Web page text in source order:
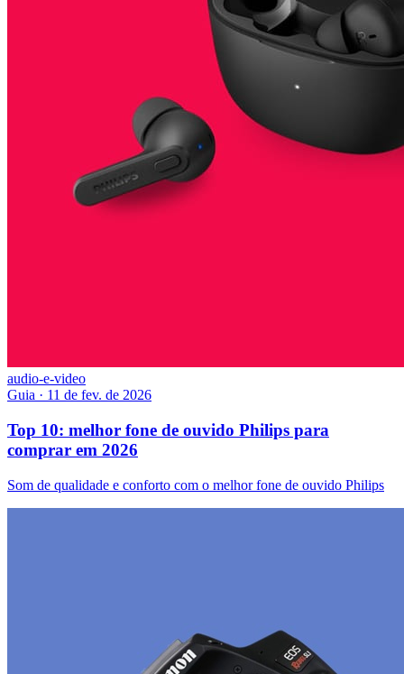
audio-e-video
Guia · 11 de fev. de 2026
Top 10: melhor fone de ouvido Philips para
comprar em 2026
Som de qualidade e conforto com o melhor fone de ouvido Philips